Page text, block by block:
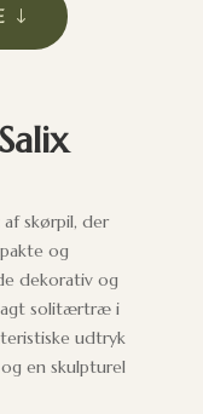
af skørpil, der
og
dekorativ og
solitærtræ i
udtryk
en skulpturel